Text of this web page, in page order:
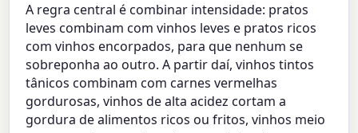
A regra central é combinar intensidade: pratos
leves combinam com vinhos leves e pratos ricos
com vinhos encorpados, para que nenhum se
sobreponha ao outro. A partir daí, vinhos tintos
tânicos combinam com carnes vermelhas
gordurosas, vinhos de alta acidez cortam a
gordura de alimentos ricos ou fritos, vinhos meio